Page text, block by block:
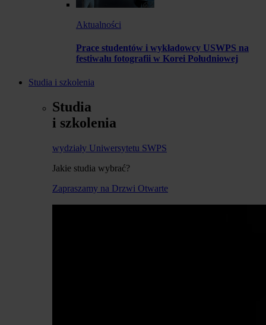
Aktualności
Prace studentów i wykładowcy USWPS na
festiwalu fotografii w Korei Południowej
Studia i szkolenia
Studia
i szkolenia
wydziały Uniwersytetu SWPS
Jakie studia wybrać?
Zapraszamy na Drzwi Otwarte